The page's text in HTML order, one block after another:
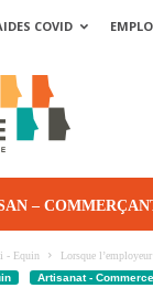
COVID
–
- Equin
Lorsque
Artisanat -